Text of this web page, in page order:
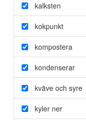
kalksten
kokpunkt
kompostera
kondenserar
kväve och syre
kyler ner